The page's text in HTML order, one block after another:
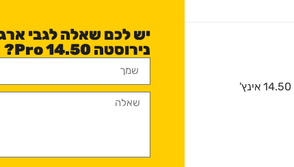
יש לכם שאלה לגבי
נירוסטה Pro 14.50?